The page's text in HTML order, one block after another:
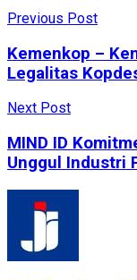
Previous Post
Kemenkop –
Legalitas
Next Post
MIND ID
Unggul Industri